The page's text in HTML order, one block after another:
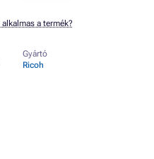
a termék?
Gyártó
Ricoh